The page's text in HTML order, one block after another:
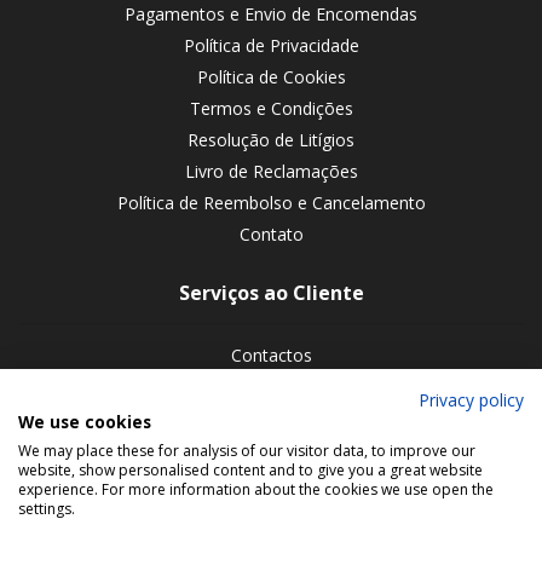
Pagamentos e Envio de Encomendas
Política de Privacidade
Política de Cookies
Termos e Condições
Resolução de Litígios
Livro de Reclamações
Política de Reembolso e Cancelamento
Contato
Serviços ao Cliente
Contactos
Siga-nos nas redes sociais
Privacy policy
We use cookies
We may place these for analysis of our visitor data, to improve our
website, show personalised content and to give you a great website
experience. For more information about the cookies we use open the
settings.